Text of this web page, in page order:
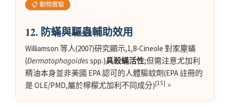
📋 動物實驗
12. 防蟎與驅蟲輔助效用
Williamson 等人(2007)研究顯示,1,8-Cineole 對家塵蟎
(Dermatophagoidesspp.)具殺蟎活性;但需注意尤加利
精油本身並非美國 EPA 認可的人體驅蚊劑(EPA 註冊的
是 OLE/PMD,屬於檸檬尤加利不同成分)[15] 。